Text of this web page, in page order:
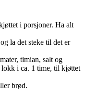
i porsjoner. Ha alt
la det steke til det er
timian, salt og
lokk i ca. 1 time, til kjøttet
brød.